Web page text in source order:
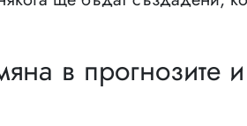
в прогнозите